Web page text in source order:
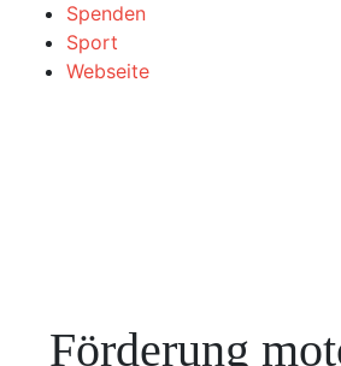
Spenden
Sport
Webseite
Förderung